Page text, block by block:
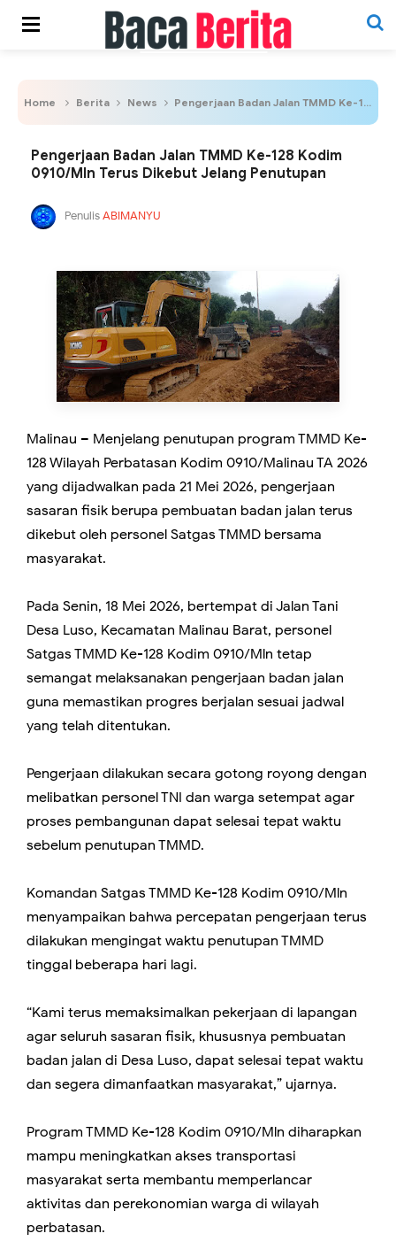
Home Berita News Pengerjaan Badan Jalan TMMD Ke-128 Kodim 0910/Mln Terus Dikebut Jelang Penutupan
Pengerjaan Badan Jalan TMMD Ke-128 Kodim
0910/Mln Terus Dikebut Jelang Penutupan
PenulisABIMANYU
Malinau – Menjelang penutupan program TMMD Ke-
128 Wilayah Perbatasan Kodim 0910/Malinau TA 2026
yang dijadwalkan pada 21 Mei 2026, pengerjaan
sasaran fisik berupa pembuatan badan jalan terus
dikebut oleh personel Satgas TMMD bersama
masyarakat.
Pada Senin, 18 Mei 2026, bertempat di Jalan Tani
Desa Luso, Kecamatan Malinau Barat, personel
Satgas TMMD Ke-128 Kodim 0910/Mln tetap
semangat melaksanakan pengerjaan badan jalan
guna memastikan progres berjalan sesuai jadwal
yang telah ditentukan.
Pengerjaan dilakukan secara gotong royong dengan
melibatkan personel TNI dan warga setempat agar
proses pembangunan dapat selesai tepat waktu
sebelum penutupan TMMD.
Komandan Satgas TMMD Ke-128 Kodim 0910/Mln
menyampaikan bahwa percepatan pengerjaan terus
dilakukan mengingat waktu penutupan TMMD
tinggal beberapa hari lagi.
“Kami terus memaksimalkan pekerjaan di lapangan
agar seluruh sasaran fisik, khususnya pembuatan
badan jalan di Desa Luso, dapat selesai tepat waktu
dan segera dimanfaatkan masyarakat,” ujarnya.
Program TMMD Ke-128 Kodim 0910/Mln diharapkan
mampu meningkatkan akses transportasi
masyarakat serta membantu memperlancar
aktivitas dan perekonomian warga di wilayah
perbatasan.